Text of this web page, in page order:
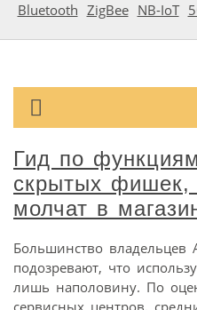
Bluetooth ZigBee NB-IoT
Гид по
скрытых фишек,
молчат в
Большинство владельцев
подозревают, что
лишь наполовину. По
сервисных центров,